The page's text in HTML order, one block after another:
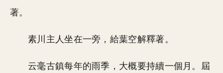
著。
素川主人坐在一旁，給葉空解釋著。
云毫古鎮每年的雨季，大概要持續一個月。屆